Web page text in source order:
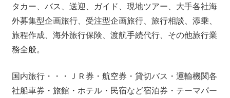
タカー、バス、送迎、ガイド、現地ツアー、大手各社海
外募集型企画旅行、受注型企画旅行、旅行相談、添乗、
旅程作成、海外旅行保険、渡航手続代行、その他旅行業
務全般。
国内旅行・・・ＪＲ券・航空券・貸切バス・運輸機関各
社船車券・旅館・ホテル・民宿など宿泊券・テーマパー